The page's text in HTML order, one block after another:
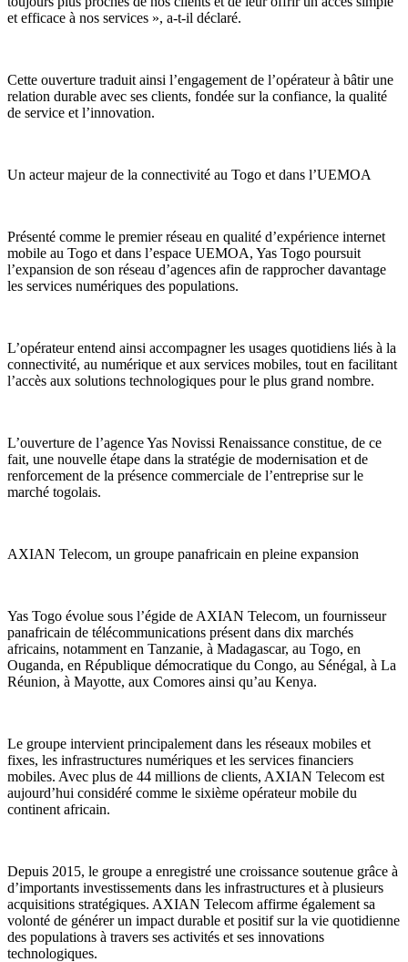
et efficace à nos services », a-t-il déclaré.
Cette ouverture traduit ainsi l’engagement de l’opérateur à bâtir une
relation durable avec ses clients, fondée sur la confiance, la qualité
de service et l’innovation.
Un acteur majeur de la connectivité au Togo et dans l’UEMOA
Présenté comme le premier réseau en qualité d’expérience internet
mobile au Togo et dans l’espace UEMOA, Yas Togo poursuit
l’expansion de son réseau d’agences afin de rapprocher davantage
les services numériques des populations.
L’opérateur entend ainsi accompagner les usages quotidiens liés à la
connectivité, au numérique et aux services mobiles, tout en facilitant
l’accès aux solutions technologiques pour le plus grand nombre.
L’ouverture de l’agence Yas Novissi Renaissance constitue, de ce
fait, une nouvelle étape dans la stratégie de modernisation et de
renforcement de la présence commerciale de l’entreprise sur le
marché togolais.
AXIAN Telecom, un groupe panafricain en pleine expansion
Yas Togo évolue sous l’égide de AXIAN Telecom, un fournisseur
panafricain de télécommunications présent dans dix marchés
africains, notamment en Tanzanie, à Madagascar, au Togo, en
Ouganda, en République démocratique du Congo, au Sénégal, à La
Réunion, à Mayotte, aux Comores ainsi qu’au Kenya.
Le groupe intervient principalement dans les réseaux mobiles et
fixes, les infrastructures numériques et les services financiers
mobiles. Avec plus de 44 millions de clients, AXIAN Telecom est
aujourd’hui considéré comme le sixième opérateur mobile du
continent africain.
Depuis 2015, le groupe a enregistré une croissance soutenue grâce à
d’importants investissements dans les infrastructures et à plusieurs
acquisitions stratégiques. AXIAN Telecom affirme également sa
volonté de générer un impact durable et positif sur la vie quotidienne
des populations à travers ses activités et ses innovations
technologiques.